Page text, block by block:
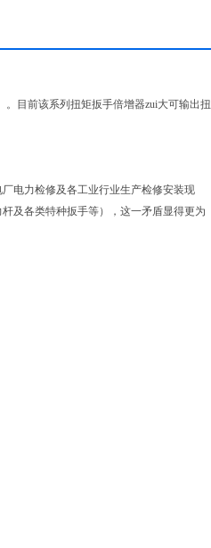
目前该系列扭矩扳手倍增器zui大可输出扭
电力检修及各工业行业生产检修安装现
及各类特种扳手等），这一矛盾显得更为